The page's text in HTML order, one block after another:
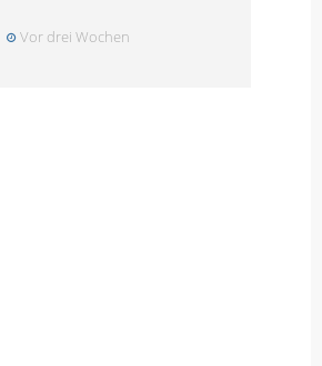
Vor drei Wochen